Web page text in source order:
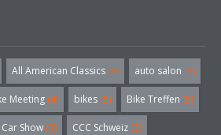
All American Classics (3) auto salon (3)
Meeting (4) bikes (5) Bike Treffen (5)
Car Show (3) CCC Schweiz (3)